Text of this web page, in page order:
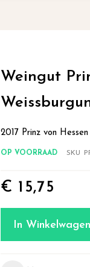
Weingut
2017 Prinz von
OP VOORRAAD SKU
€ 15,75
In Winkelwagen